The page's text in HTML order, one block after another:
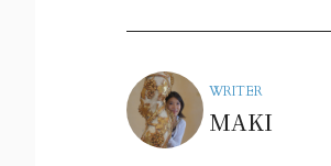
WRITER
MAKI